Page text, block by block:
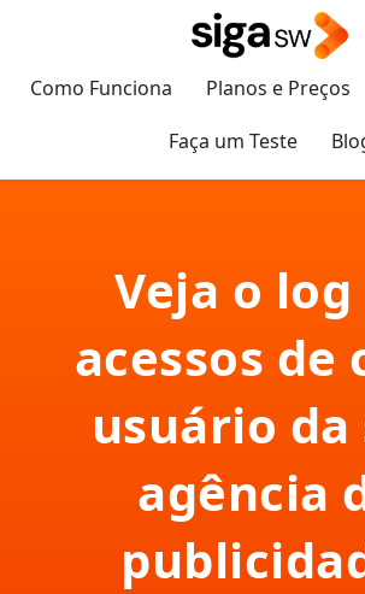
Como Funciona Planos e Preços
Faça um Teste
Veja o log
acessos de
usuário da
agência